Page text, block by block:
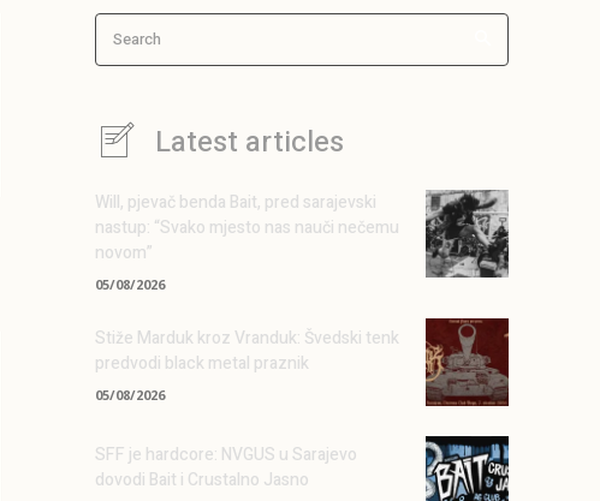
Search
Latest articles
Will, pjevač benda Bait, pred sarajevski
nastup: “Svako mjesto nas nauči nečemu
novom”
05/08/2026
Stiže Marduk kroz Vranduk: Švedski tenk
predvodi black metal praznik
05/08/2026
SFF je hardcore: NVGUS u Sarajevo
dovodi Bait i Crustalno Jasno